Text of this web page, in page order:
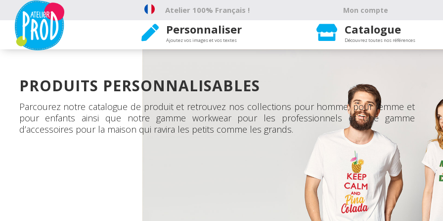
Atelier 100% Français ! Mon compte
 Personnaliser
Ajoutez vos images et vos textes  Catalogue
Découvrez toutes nos références
PRODUITS PERSONNALISABLES
Parcourez notre catalogue de produit et retrouvez nos collections pour homme, pour femme et
pour enfants ainsi que notre gamme workwear pour les professionnels et une gamme
d’accessoires pour la maison qui ravira les petits comme les grands.